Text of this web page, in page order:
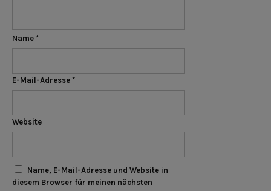
Name *
E-Mail-Adresse *
Website
Name, E-Mail-Adresse und Website in
diesem Browser für meinen nächsten